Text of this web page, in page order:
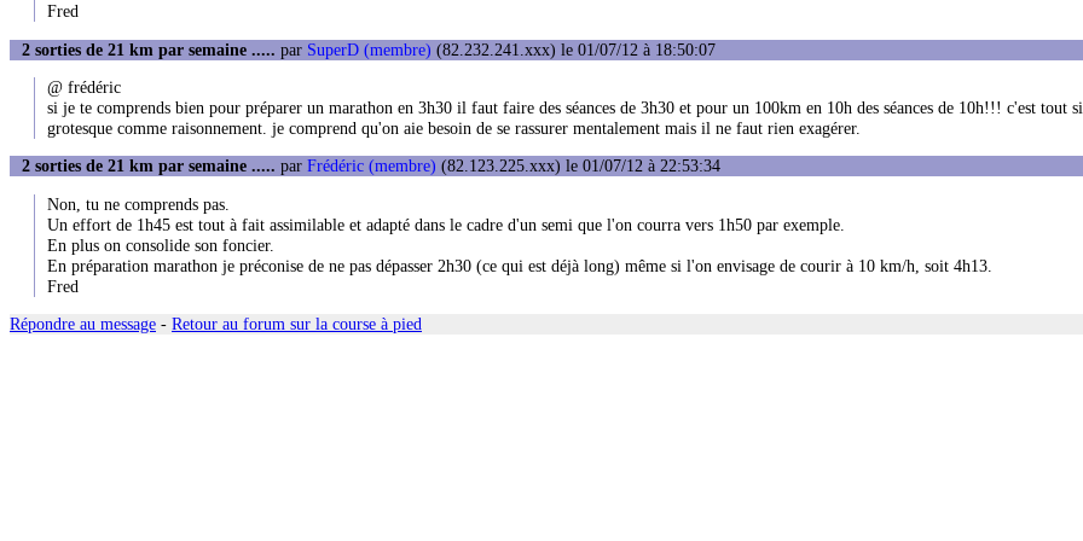
Fred
2 sorties de 21 km par semaine ..... par SuperD (membre) (82.232.241.xxx) le 01/07/12 à 18:50:07
@ frédéric
si je te comprends bien pour préparer un marathon en 3h30 il faut faire des séances de 3h30 et pour un 100km en 10h des séances de 10h!!! c'est tout
grotesque comme raisonnement. je comprend qu'on aie besoin de se rassurer mentalement mais il ne faut rien exagérer.
2 sorties de 21 km par semaine ..... par Frédéric (membre) (82.123.225.xxx) le 01/07/12 à 22:53:34
Non, tu ne comprends pas.
Un effort de 1h45 est tout à fait assimilable et adapté dans le cadre d'un semi que l'on courra vers 1h50 par exemple.
En plus on consolide son foncier.
En préparation marathon je préconise de ne pas dépasser 2h30 (ce qui est déjà long) même si l'on envisage de courir à 10 km/h, soit 4h13.
Fred
Répondre au message - Retour au forum sur la course à pied